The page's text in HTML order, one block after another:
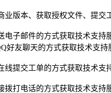
业版本、获取授权文件、提交
电子邮件的方式获取技术支持
好友聊天的方式获取技术支持
线提交工单的方式获取技术支
拨打电话的方式获取技术支持